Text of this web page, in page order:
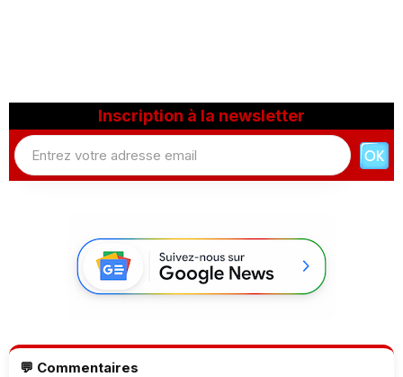
Inscription à la newsletter
💬 Commentaires